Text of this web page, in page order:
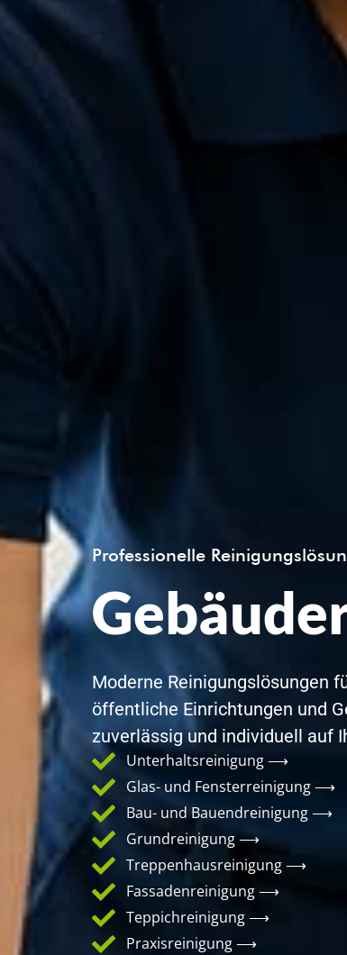
Professionelle
Moderne Reinigungslösungen
öffentliche Einrichtungen und
zuverlässig und individuell auf
Unterhaltsreinigung ⟶
Glas- und Fensterreinigung ⟶
Bau- und Bauendreinigung ⟶
Grundreinigung ⟶
Treppenhausreinigung ⟶
Fassadenreinigung ⟶
Teppichreinigung ⟶
Praxisreinigung ⟶